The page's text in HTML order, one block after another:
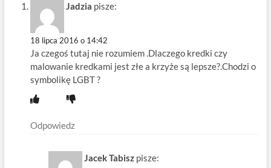
Jadzia pisze:
18 lipca 2016 o 14:42
Ja czegoś tutaj nie rozumiem .Dlaczego kredki czy
malowanie kredkami jest złe a krzyże są lepsze?.Chodzi o
symbolikę LGBT ?
Odpowiedz
Jacek Tabisz pisze: